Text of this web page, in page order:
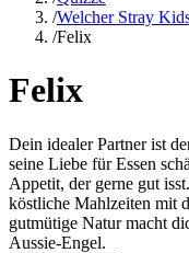
/Welcher Stray
/Felix
Felix
Dein idealer Partner ist
seine Liebe für Essen
Appetit, der gerne gut
köstliche Mahlzeiten mit
gutmütige Natur macht
Aussie-Engel.